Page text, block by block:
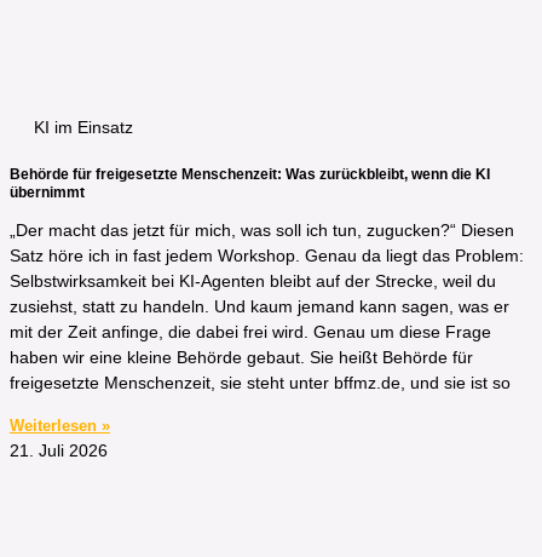
KI im Einsatz
Behörde für freigesetzte Menschenzeit: Was zurückbleibt, wenn die KI
übernimmt
„Der macht das jetzt für mich, was soll ich tun, zugucken?“ Diesen
Satz höre ich in fast jedem Workshop. Genau da liegt das Problem:
Selbstwirksamkeit bei KI-Agenten bleibt auf der Strecke, weil du
zusiehst, statt zu handeln. Und kaum jemand kann sagen, was er
mit der Zeit anfinge, die dabei frei wird. Genau um diese Frage
haben wir eine kleine Behörde gebaut. Sie heißt Behörde für
freigesetzte Menschenzeit, sie steht unter bffmz.de, und sie ist so
Weiterlesen »
21. Juli 2026